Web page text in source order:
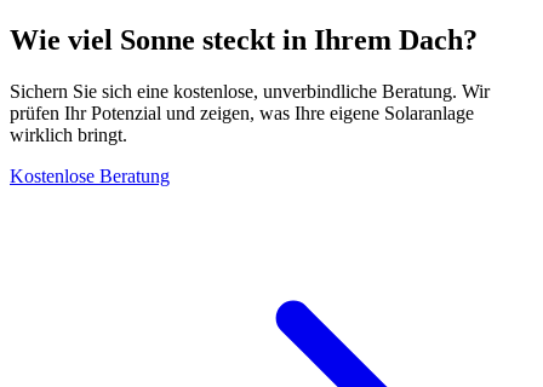
Wie viel Sonne steckt in Ihrem Dach?
Sichern Sie sich eine kostenlose, unverbindliche Beratung. Wir
prüfen Ihr Potenzial und zeigen, was Ihre eigene Solaranlage
wirklich bringt.
Kostenlose Beratung